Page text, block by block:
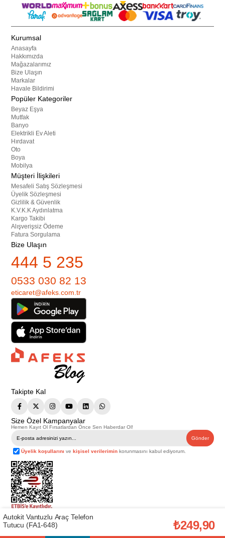
Kurumsal
Anasayfa
Hakkımızda
Mağazalarımız
Bize Ulaşın
Markalar
Havale Bildirimi
Popüler Kategoriler
Beyaz Eşya
Mutfak
Banyo
Elektrikli Ev Aleti
Hırdavat
Oto
Boya
Mobilya
Müşteri İlişkileri
Mesafeli Satış Sözleşmesi
Üyelik Sözleşmesi
Gizlilik & Güvenlik
K.V.K.K Aydınlatma
Kargo Takibi
Alışverişsiz Ödeme
Fatura Sorgulama
Bize Ulaşın
444 5 235
0533 030 82 13
eticaret@afeks.com.tr
Takipte Kal
Size Özel Kampanyalar
Hemen Kayıt Ol Fırsatlardan Önce Sen Haberdar Ol!
Gönder
Üyelik koşullarını vekişisel verilerimin korunmasını kabul ediyorum.
Telif Hakkı © 2026Afeks Yapı Market
. Tüm hakları saklıdır.
Bu web sitesindeki tüm ürünler ticari amaçlıdır. Web sitemizde yer alan
görsel ve yazılı içerikler firmamıza ait olup, firmamızın yazılı izni alınmadan
Autokit Vantuzlu Araç Telefon
Tutucu (FA1-648)
₺249,90